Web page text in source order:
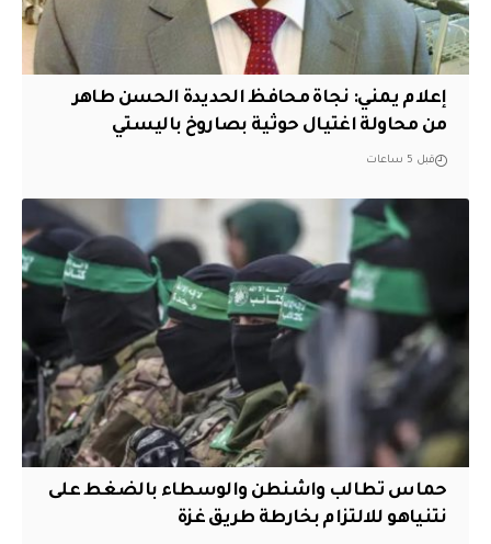
إعلام يمني: نجاة محافظ الحديدة الحسن طاهر
من محاولة اغتيال حوثية بصاروخ باليستي
قبل 5 ساعات
حماس تطالب واشنطن والوسطاء بالضغط على
نتنياهو للالتزام بخارطة طريق غزة